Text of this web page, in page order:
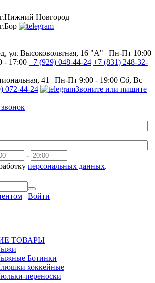
г.Нижний Новгород
г.Бор
ул. Высоковольтная, 16 "А" | Пн-Пт 10:00
- 17:00 +7 (929) 048-44-24 +7 (831) 248-32-
41 | Пн-Пт 9:00 - 19:00 Сб, Вс
072-44-24
Звоните или пишите
-
персональных данных.
| Войти
ТОВАРЫ
Ботинки
хоккейные
переноски